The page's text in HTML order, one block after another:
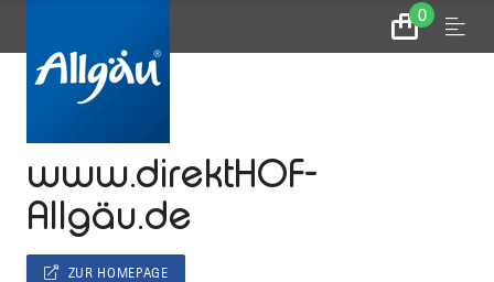
0
Zum
Warenkorb
Menu
www.direktHOF-
Allgäu.de
ZUR HOMEPAGE